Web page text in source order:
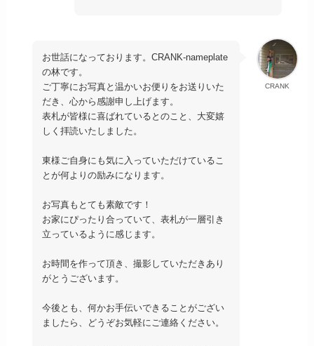
CRANK
お世話になっております。CRANK-nameplate
の林です。
ご丁寧にお写真と温かいお便りをお送りいた
だき、心から感謝申し上げます。
表札が皆様に喜ばれているとのこと、大変嬉
しく拝読いたしました。
東様ご自身にも気に入っていただけているこ
とが何よりの励みになります。
お写真もとても素敵です！
お家にぴったり合っていて、表札が一層引き
立っているように感じます。
お時間を作って頂き、撮影していただきあり
がとうございます。
今後とも、何かお手伝いできることがござい
ましたら、どうぞお気軽にご連絡ください。